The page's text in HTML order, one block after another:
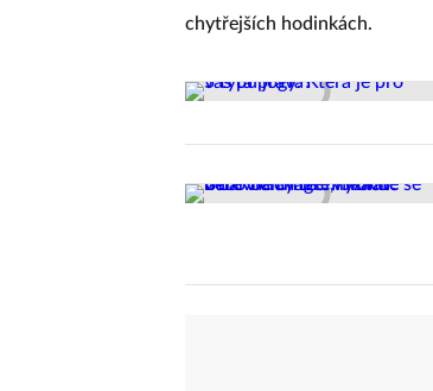
chytřejších hodinkách.